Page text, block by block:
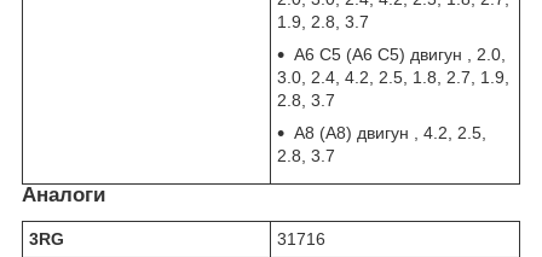
1.9, 2.8, 3.7
A6 C5 (А6 С5) двигун , 2.0,
3.0, 2.4, 4.2, 2.5, 1.8, 2.7, 1.9,
2.8, 3.7
A8 (А8) двигун , 4.2, 2.5,
2.8, 3.7
Аналоги
3RG
31716